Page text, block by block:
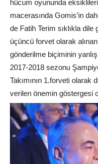
hücum oyununda
macerasında Gomis’in
de Fatih Terim sıklıkla
üçüncü forvet olarak
gönderilme biçiminin
2017-2018 sezonu
Takımının 1.forveti
verilen önemin göstergesi